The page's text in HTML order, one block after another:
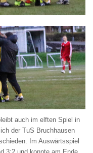
auch im elften Spiel in
der TuS Bruchhausen
Im Auswärtsspiel